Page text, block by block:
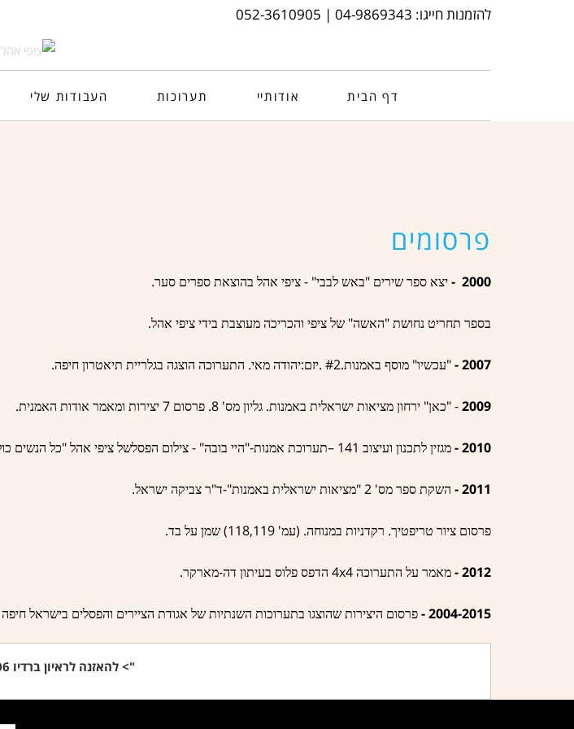
להזמנות חייגו: 04-9869343 | 052-3610905
דף הבית אודותיי תערוכות העבודות שלי
פרסומים
2000 - יצא ספר שירים "באש לבבי" - ציפי אהל בהוצאת ספרים סער.
בספר תחריט נחושת "האשה" של ציפי והכריכה מעוצבת בידי ציפי אהל.
2007 -
"עכשיו" מוסף באמנות.#2 . יזם:יהודה מאי. התערוכה הוצגה בגלריית תיאטרון חיפה.
2009
- "כאן" ירחון מציאות ישראלית באמנות. גליון מס' 8. פרסום 7 יצירות ומאמר אודות האמנית.
2010 - מגזין לתכנון ועיצוב 141 – תערוכת אמנות-"היי בובה" - צילום הפסלשל ציפי אהל "כל הנשים
2011
- השקת ספר מס' 2 " מציאות ישראלית באמנות"-ד"ר צביקה ישראל.
פרסום ציור טריפטיך. רקדניות במנוחה. (עמ' 118,119) שמן על בד.
2012 - מאמר על התערוכה 4x4 הדפס פלוס בעיתון דה-מארקר.
2004-2015 - פרסום היצירות שהוצגו בתערוכות השנתיות של אגודת הציירים והפסלים בישראל חיפה
"> להאזנה לראיון ברדיו 106 fm: שיחה עם האמנית ציפי אוהל מוטי גרנר 15.07.2012